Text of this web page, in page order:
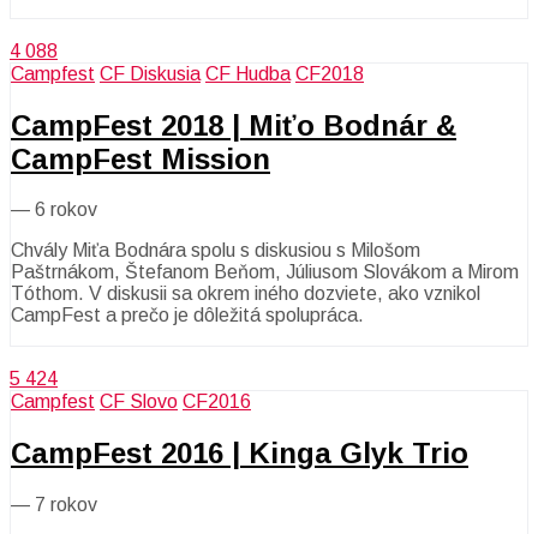
4 088
Campfest CF Diskusia CF Hudba CF2018
CampFest 2018 | Miťo Bodnár &
CampFest Mission
— 6 rokov
Chvály Miťa Bodnára spolu s diskusiou s Milošom
Paštrnákom, Štefanom Beňom, Júliusom Slovákom a Mirom
Tóthom. V diskusii sa okrem iného dozviete, ako vznikol
CampFest a prečo je dôležitá spolupráca.
5 424
Campfest CF Slovo CF2016
CampFest 2016 | Kinga Glyk Trio
— 7 rokov